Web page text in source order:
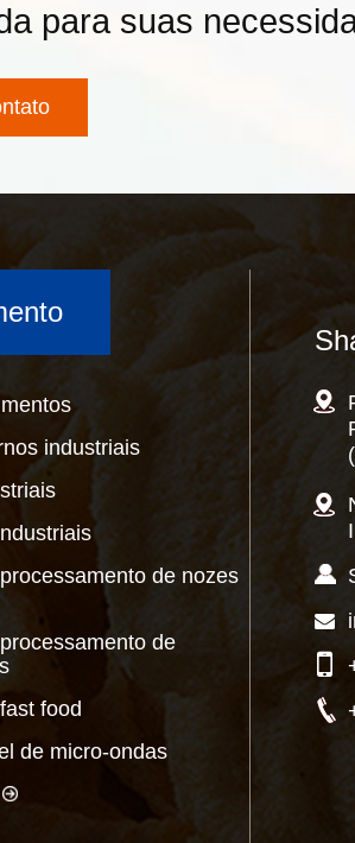
para suas
industriais
de nozes
de
food
de micro-ondas